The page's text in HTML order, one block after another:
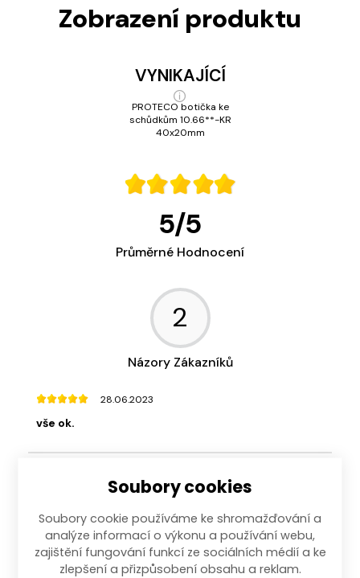
Zobrazení produktu
VYNIKAJÍCÍ
PROTECO botička ke
schůdkům 10.66**-KR
40x20mm
5/5
Průměrné Hodnocení
2
Názory Zákazníků
28.06.2023
vše ok.
Praktické. Hodí se i na jiné štafle od jiného
výrobce.
Soubory cookies
Soubory cookie používáme ke shromažďování a
analýze informací o výkonu a používání webu,
zajištění fungování funkcí ze sociálních médií a ke
zlepšení a přizpůsobení obsahu a reklam.